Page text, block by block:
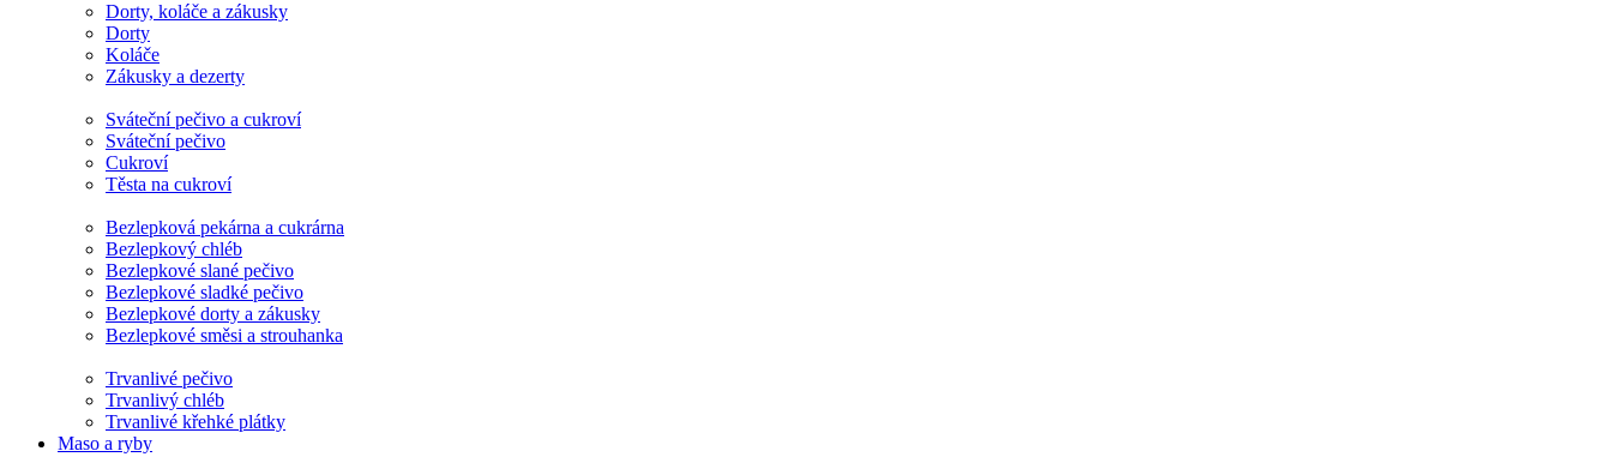
Dorty, koláče a zákusky
Dorty
Koláče
Zákusky a dezerty
Sváteční pečivo a cukroví
Sváteční pečivo
Cukroví
Těsta na cukroví
Bezlepková pekárna a cukrárna
Bezlepkový chléb
Bezlepkové slané pečivo
Bezlepkové sladké pečivo
Bezlepkové dorty a zákusky
Bezlepkové směsi a strouhanka
Trvanlivé pečivo
Trvanlivý chléb
Trvanlivé křehké plátky
Maso a ryby